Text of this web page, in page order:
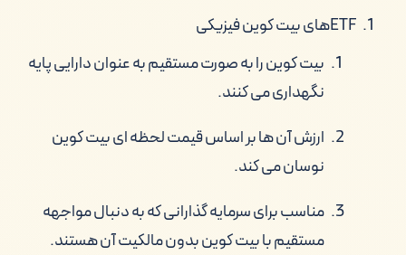
ETFهای بیت کوین فیزیکی
بیت کوین را به صورت مستقیم به عنوان دارایی پایه
نگهداری می کنند.
ارزش آن ها بر اساس قیمت لحظه ای بیت کوین
نوسان می کند.
مناسب برای سرمایه گذارانی که به دنبال مواجهه
مستقیم با بیت کوین بدون مالکیت آن هستند.